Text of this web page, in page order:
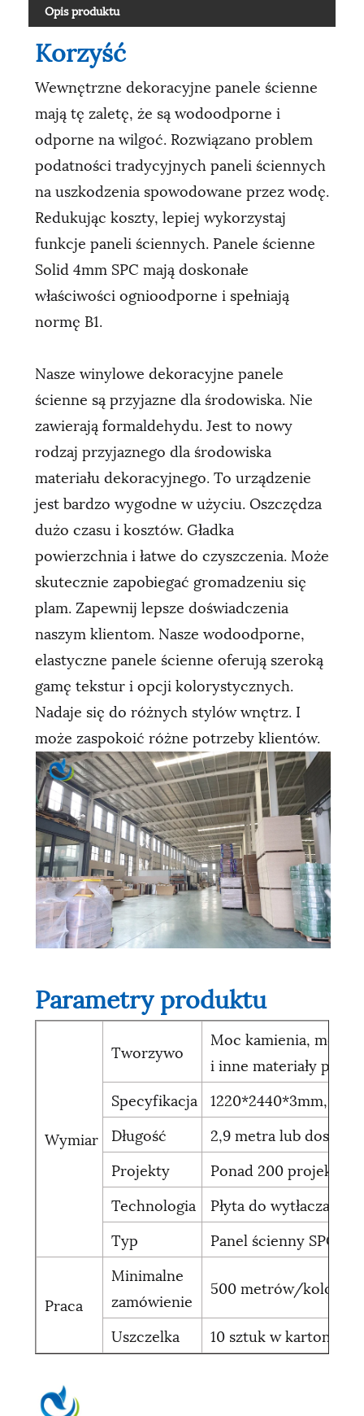
Opis produktu
Korzyść
Wewnętrzne dekoracyjne panele ścienne
mają tę zaletę, że są wodoodporne i
odporne na wilgoć. Rozwiązano problem
podatności tradycyjnych paneli ściennych
na uszkodzenia spowodowane przez wodę.
Redukując koszty, lepiej wykorzystaj
funkcje paneli ściennych. Panele ścienne
Solid 4mm SPC mają doskonałe
właściwości ognioodporne i spełniają
normę B1.
Nasze winylowe dekoracyjne panele
ścienne są przyjazne dla środowiska. Nie
zawierają formaldehydu. Jest to nowy
rodzaj przyjaznego dla środowiska
materiału dekoracyjnego. To urządzenie
jest bardzo wygodne w użyciu. Oszczędza
dużo czasu i kosztów. Gładka
powierzchnia i łatwe do czyszczenia. Może
skutecznie zapobiegać gromadzeniu się
plam. Zapewnij lepsze doświadczenia
naszym klientom. Nasze wodoodporne,
elastyczne panele ścienne oferują szeroką
gamę tekstur i opcji kolorystycznych.
Nadaje się do różnych stylów wnętrz. I
może zaspokoić różne potrzeby klientów.
Parametry produktu
Wymiar
Tworzywo
Moc kamienia, moc
i inne materiały
Specyfikacja
Długość
2,9 metra lub
Projekty
Ponad 200
Technologia
Płyta do wytłaczania
Typ
Panel ścienny SPC
Praca
Minimalne
zamówienie
500 metrów/kolor
Uszczelka 10 sztuk w kartonie,